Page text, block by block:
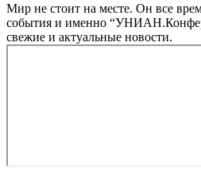
Мир не стоит на месте. Он все
события и именно
свежие и актуальные новости.